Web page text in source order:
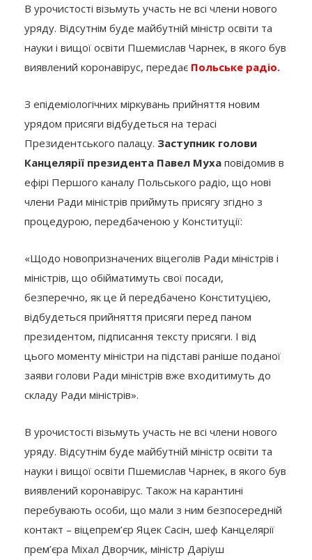
В урочистості візьмуть участь не всі члени нового
уряду. Відсутнім буде майбутній міністр освіти та
науки і вищої освіти Пшемислав Чарнек, в якого був
виявлений коронавірус, передає Польське радіо.
З епідеміологічних міркувань прийняття новим
урядом присяги відбудеться на терасі
Президентського палацу. Заступник голови
Канцелярії президента Павел Муха повідомив в
ефірі Першого каналу Польського радіо, що нові
члени Ради міністрів приймуть присягу згідно з
процедурою, передбаченою у Конституції:
«Щодо новопризначених віцеголів Ради міністрів і
міністрів, що обійматимуть свої посади,
безперечно, як це й передбачено Конституцією,
відбудеться прийняття присяги перед паном
президентом, підписання тексту присяги. І від
цього моменту міністри на підставі раніше поданої
заяви голови Ради міністрів вже входитимуть до
складу Ради міністрів».
В урочистості візьмуть участь не всі члени нового
уряду. Відсутнім буде майбутній міністр освіти та
науки і вищої освіти Пшемислав Чарнек, в якого був
виявлений коронавірус. Також на карантині
перебувають особи, що мали з ним безпосередній
контакт – віцепрем’єр Яцек Сасін, шеф Канцелярії
прем’єра Міхал Дворчик, міністр Даріуш